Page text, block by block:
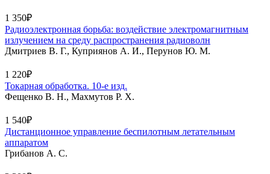
1 350₽
Радиоэлектронная борьба: воздействие электромагнитным
излучением на среду распространения радиоволн
Дмитриев В. Г., Куприянов А. И., Перунов Ю. М.
1 220₽
Токарная обработка. 10-е изд.
Фещенко В. Н., Махмутов Р. Х.
1 540₽
Дистанционное управление беспилотным летательным
аппаратом
Грибанов А. С.